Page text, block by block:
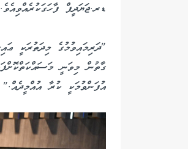
ޑރ.ޖަޔަދީޕް ފާހަގަކުރެއްވިއެވެ.
"ދަރިމައިވުމުގެ މިދަތުރަކީ
ގާތުން މިވަނީ
އުފަންވުމަކީ ކުރާ